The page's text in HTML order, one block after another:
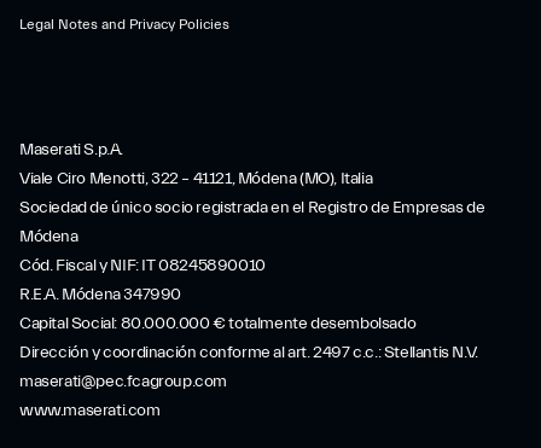
Legal Notes and Privacy Policies
Maserati S.p.A.
Viale Ciro Menotti, 322 – 41121, Módena (MO), Italia
Sociedad de único socio registrada en el Registro de Empresas de
Módena
Cód. Fiscal y NIF: IT 08245890010
R.E.A. Módena 347990
Capital Social: 80.000.000 € totalmente desembolsado
Dirección y coordinación conforme al art. 2497 c.c.: Stellantis N.V.
maserati@pec.fcagroup.com
www.maserati.com